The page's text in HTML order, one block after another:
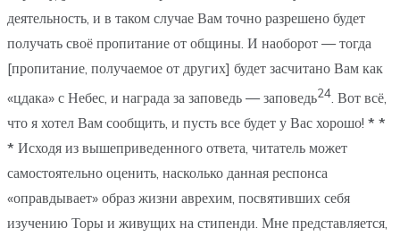
деятельность, и в таком случае Вам точно разрешено будет
получать своё пропитание от общины. И наоборот — тогда
[пропитание, получаемое от других] будет засчитано Вам как
«цдака» с Небес, и награда за заповедь — заповедь24. Вот всё,
что я хотел Вам сообщить, и пусть все будет у Вас хорошо! * *
* Исходя из вышеприведенного ответа, читатель может
самостоятельно оценить, насколько данная респонса
«оправдывает» образ жизни аврехим, посвятивших себя
изучению Торы и живущих на стипенди. Мне представляется,